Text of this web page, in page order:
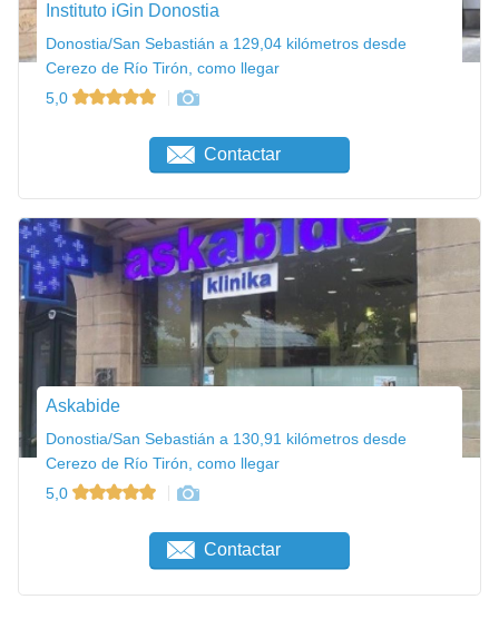
Instituto iGin Donostia
Donostia/San Sebastián a 129,04 kilómetros desde
Cerezo de Río Tirón, como llegar
5,0
Contactar
Askabide
Donostia/San Sebastián a 130,91 kilómetros desde
Cerezo de Río Tirón, como llegar
5,0
Contactar